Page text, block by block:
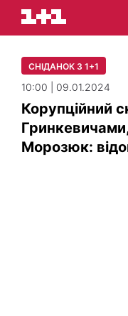
СНІДАНОК З 1+1
10:00 | 09.01.2024
Корупційний
Морозюк: